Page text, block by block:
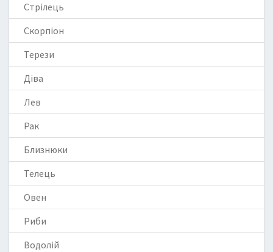
Стрілець
Скорпіон
Терези
Діва
Лев
Рак
Близнюки
Телець
Овен
Риби
Водолій